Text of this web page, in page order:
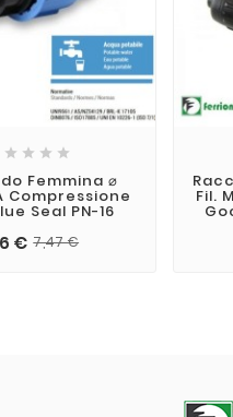
   
Femmina ⌀
Compressione
Seal PN-16
€ 7,47 €
Fil.